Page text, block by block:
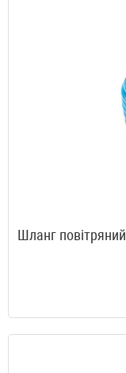
Шланг